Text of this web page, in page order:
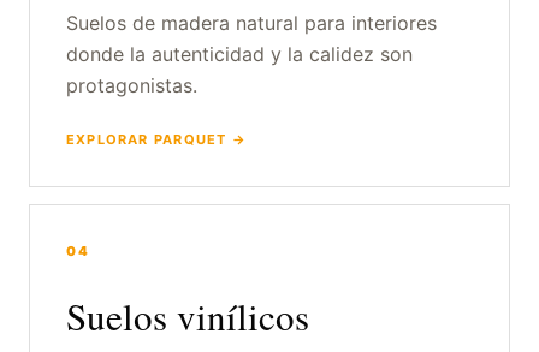
Suelos de madera natural para interiores
donde la autenticidad y la calidez son
protagonistas.
EXPLORAR PARQUET →
04
Suelos vinílicos